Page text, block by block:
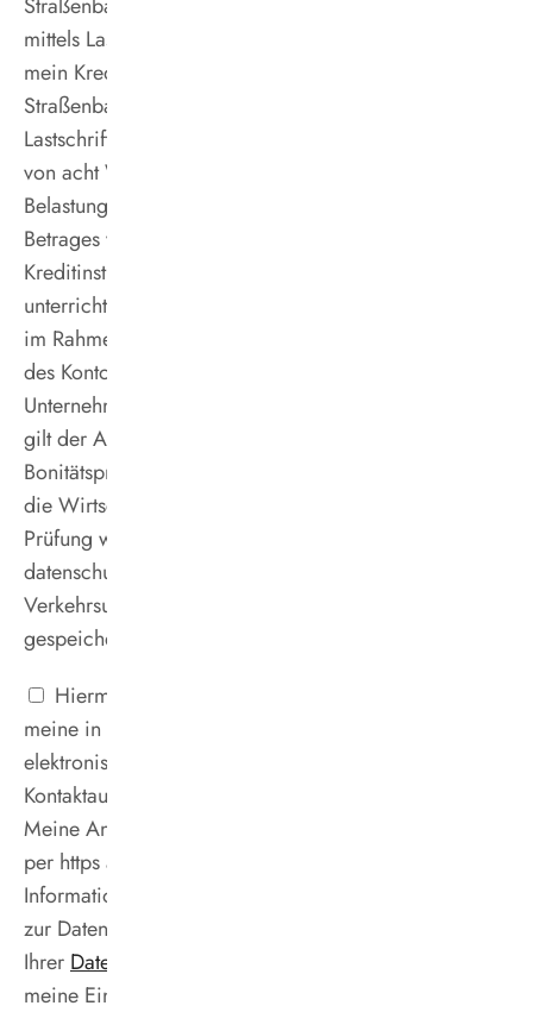
mittels Lastschrift einzuziehen. Zugleich weise ich
mein Kreditinstitut an, die von der Vestischen
Straßenbahnen GmbH auf mein Konto gezogenen
Lastschriften einzulösen. Hinweis: Ich kann innerhalb
von acht Wochen, beginnend mit dem
Belastungsdatum, die Erstattung des belasteten
Betrages verlangen. Es gelten dabei die mit meinem
Kreditinstitut vereinbarten Bedingungen. Ich bin
unterrichtet, dass die Vestische Straßenbahnen GmbH
im Rahmen der Antragsprüfung eine Bonitätsprüfung
des Kontoinhabers durch ein zulässiges Inkasso-
Unternehmen durchführt. Bei einer negativen Auskunft
gilt der Abo-Antrag als abgelehnt. Für die
Bonitätsprüfung werden Name, Vorname, Anschrift an
die Wirtschaftsauskunftei übermittelt. Das Ergebnis der
Prüfung wird unter Beachtung der
datenschutzrechtlichen Bestimmungen durch das
Verkehrsunternehmen maximal 6 Monate
gespeichert. *
Hiermit erkläre ich mich einverstanden, dass
meine in das Kontaktformular eingegebenen Daten
elektronisch gespeichert und zum Zweck der
Kontaktaufnahme verarbeitet und genutzt werden.
Meine Anfrage wird auf sicherem Wege verschlüsselt
per https an unseren Server gesendet. Weitere
Informationen, auch zu meinem Widerrufsrecht und
zur Datenlöschung, finde ich in
Ihrer Datenschutzerklärung.
meine Einwilligung jederzeit widerrufen kann. *